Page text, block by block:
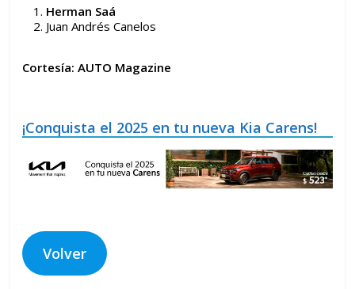
Herman Saá
Juan Andrés Canelos
Cortesía: AUTO Magazine
¡Conquista el 2025 en tu nueva Kia Carens!
Volver